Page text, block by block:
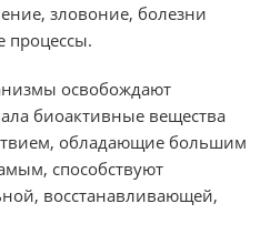
зловоние, болезни
процессы.
освобождают
биоактивные вещества
обладающие большим
способствуют
восстанавливающей,